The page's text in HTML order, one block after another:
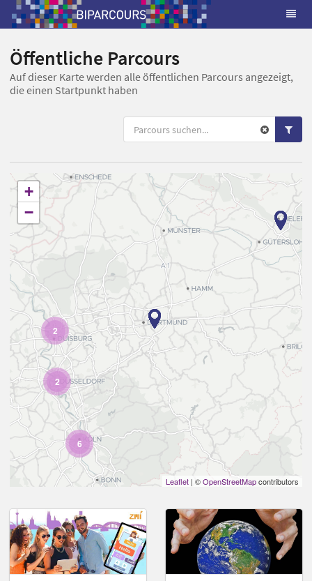
Öffentliche Parcours
Auf dieser Karte werden alle öffentlichen Parcours angezeigt,
die einen Startpunkt haben
2
2
6
+
−
Leaflet | ©OpenStreetMapcontributors